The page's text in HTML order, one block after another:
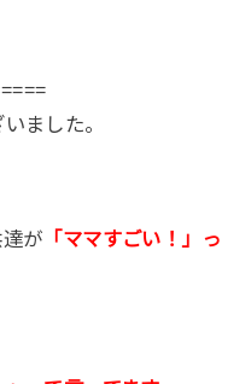
ました。
が 「ママすごい！」っ